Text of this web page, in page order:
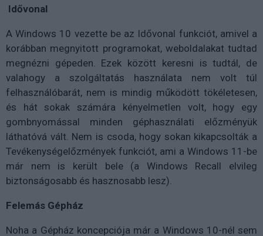
Idővonal
A Windows 10 vezette be az Idővonal funkciót, amivel a
korábban megnyitott programokat, weboldalakat tudtad
megnézni gépeden. Ezek között keresni is tudtál, de
valahogy a szolgáltatás használata nem volt túl
felhasználóbarát, nem is mindig működött tökéletesen,
és hát sokak számára kényelmetlen volt, hogy egy
gombnyomással minden géphasználati előzményük
láthatóvá vált. Nem is csoda, hogy sokan kikapcsolták a
Tevékenységelőzmények funkciót, ami a Windows 11-be
már nem is került bele (a Windows Recall elvileg
biztonságosabb és hasznosabb lesz).
Felemás Gépház
Noha a Gépház koncepciója már a Windows 10-nél sem